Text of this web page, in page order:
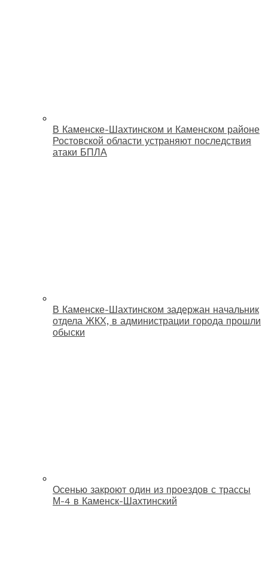
В Каменске-Шахтинском и Каменском районе
Ростовской области устраняют последствия
атаки БПЛА
В Каменске-Шахтинском задержан начальник
отдела ЖКХ, в администрации города прошли
обыски
Осенью закроют один из проездов с трассы
М-4 в Каменск-Шахтинский